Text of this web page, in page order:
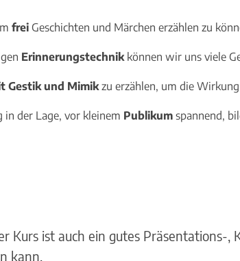
frei Geschichten und Märchen erzählen zu
Erinnerungstechnik können wir uns viele
Gestik und Mimikzu erzählen, um die
in der Lage, vor kleinem Publikum spannend,
Kurs ist auch ein gutes Präsentations-,
kann.